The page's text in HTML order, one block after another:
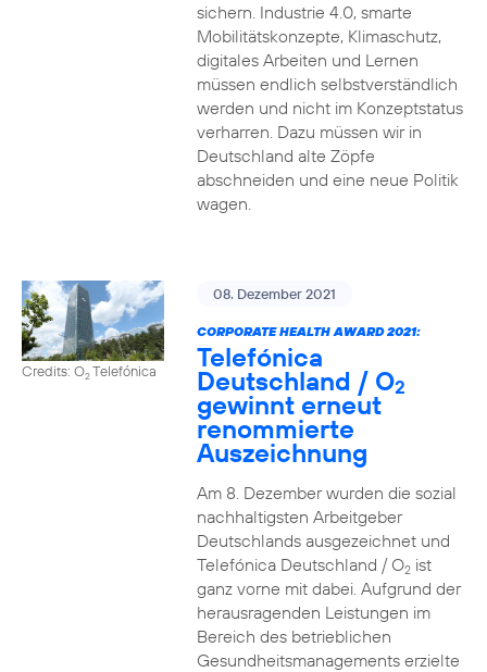
sichern. Industrie 4.0, smarte
Mobilitätskonzepte, Klimaschutz,
digitales Arbeiten und Lernen
müssen endlich selbstverständlich
werden und nicht im Konzeptstatus
verharren. Dazu müssen wir in
Deutschland alte Zöpfe
abschneiden und eine neue Politik
wagen.
Credits: O2Telefónica
08. Dezember 2021
CORPORATE HEALTH AWARD 2021:
Telefónica
Deutschland / O2
gewinnt erneut
renommierte
Auszeichnung
Am 8. Dezember wurden die sozial
nachhaltigsten Arbeitgeber
Deutschlands ausgezeichnet und
Telefónica Deutschland / O2ist
ganz vorne mit dabei. Aufgrund der
herausragenden Leistungen im
Bereich des betrieblichen
Gesundheitsmanagements erzielte